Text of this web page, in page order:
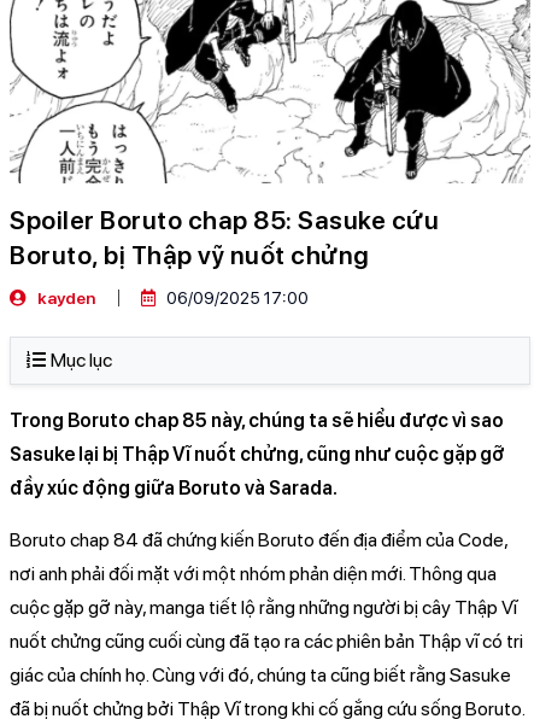
Spoiler Boruto chap 85: Sasuke cứu
Boruto, bị Thập vỹ nuốt chửng
kayden 06/09/2025 17:00
Mục lục
Trong Boruto chap 85 này, chúng ta sẽ hiểu được vì sao
Sasuke lại bị Thập Vĩ nuốt chửng, cũng như cuộc gặp gỡ
đầy xúc động giữa Boruto và Sarada.
Boruto chap 84 đã chứng kiến Boruto đến địa điểm của Code,
nơi anh phải đối mặt với một nhóm phản diện mới. Thông qua
cuộc gặp gỡ này, manga tiết lộ rằng những người bị cây Thập Vĩ
nuốt chửng cũng cuối cùng đã tạo ra các phiên bản Thập vĩ có tri
giác của chính họ. Cùng với đó, chúng ta cũng biết rằng Sasuke
đã bị nuốt chửng bởi Thập Vĩ trong khi cố gắng cứu sống Boruto.